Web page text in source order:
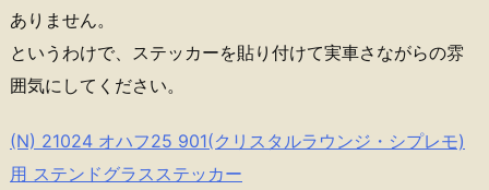
ありません。
というわけで、ステッカーを貼り付けて実車さながらの雰
囲気にしてください。
(N) 21024 オハフ25 901(クリスタルラウンジ・シプレモ)
用 ステンドグラスステッカー